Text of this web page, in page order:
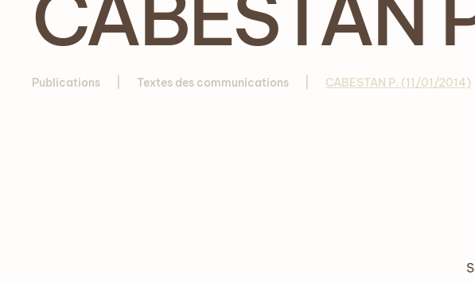
Publications Textes des communications CABESTAN P. (11/01/2014)